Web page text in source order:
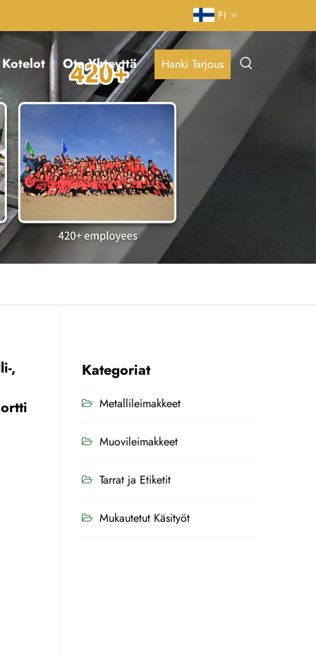
FI
Kotelot Ota Yhteyttä Hanki Tarjous
,
Kategoriat
Metallileimakkeet
Muovileimakkeet
Tarrat ja Etiketit
Mukautetut Käsityöt